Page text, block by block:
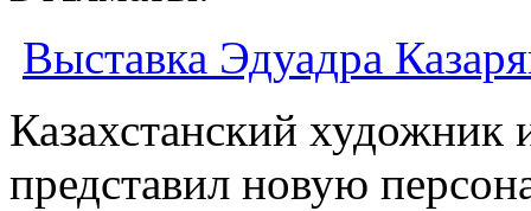
Выставка Эдуадра
Казахстанский художник
представил новую